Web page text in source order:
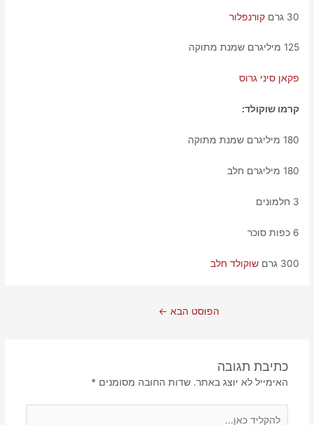
30 גרם קורנפלור
125 מיליגרם שמנת מתוקה
פקאן סיני גרוס
קרמו שוקולד:
180 מיליגרם שמנת מתוקה
180 מיליגרם חלב
3 חלמונים
6 כפות סוכר
300 גרם שוקולד חלב
הפוסט הבא ←
כתיבת תגובה
האימייל לא יוצג באתר. שדות החובה מסומנים *